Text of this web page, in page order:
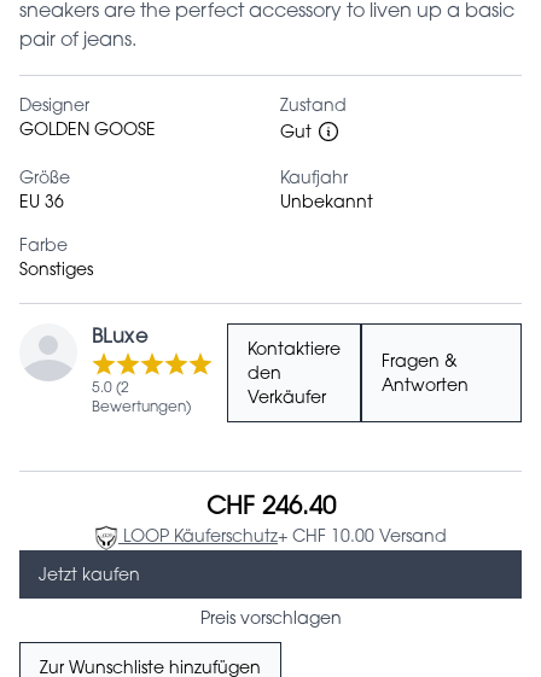
sneakers are the perfect accessory to liven up a basic
pair of jeans.
Designer
GOLDEN GOOSE
Zustand
Gut
Größe
EU 36
Kaufjahr
Unbekannt
Farbe
Sonstiges
BLuxe
5.0 (2
Bewertungen)
Kontaktiere
den
Verkäufer
Fragen &
Antworten
CHF 246.40
LOOP Käuferschutz+ CHF 10.00 Versand
Jetzt kaufen
Preis vorschlagen
Zur Wunschliste hinzufügen